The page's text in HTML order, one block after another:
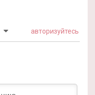
авторизуйтесь